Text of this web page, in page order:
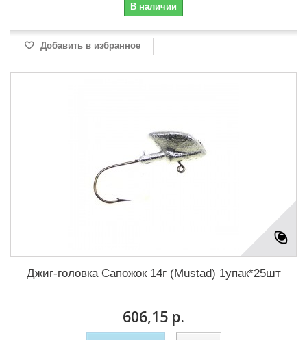
В наличии
Добавить в избранное
Джиг-головка Сапожок 14г (Mustad) 1упак*25шт
606,15 р.